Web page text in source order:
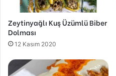
Zeytinyağlı Kuş Üzümlü Biber
Dolması
12 Kasım 2020